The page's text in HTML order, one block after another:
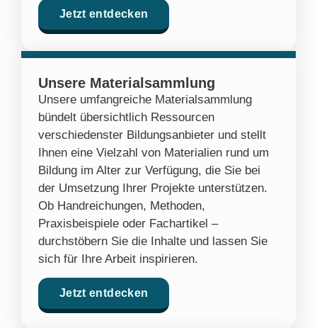
Jetzt entdecken
Unsere Materialsammlung
Unsere umfangreiche Materialsammlung
bündelt übersichtlich Ressourcen
verschiedenster Bildungsanbieter und stellt
Ihnen eine Vielzahl von Materialien rund um
Bildung im Alter zur Verfügung, die Sie bei
der Umsetzung Ihrer Projekte unterstützen.
Ob Handreichungen, Methoden,
Praxisbeispiele oder Fachartikel –
durchstöbern Sie die Inhalte und lassen Sie
sich für Ihre Arbeit inspirieren.
Jetzt entdecken